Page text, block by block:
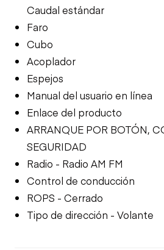
Caudal estándar
Faro
Cubo
Acoplador
Espejos
Manual del usuario en línea
Enlace del producto
ARRANQUE POR BOTÓN,
SEGURIDAD
Radio - Radio AM FM
Control de conducción
ROPS - Cerrado
Tipo de dirección - Volante